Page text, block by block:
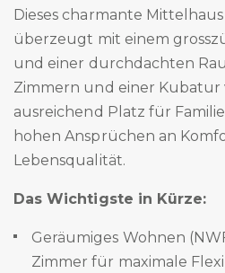
Dieses charmante
überzeugt mit einem
und einer durchdachten
Zimmern und einer Kubatur
ausreichend Platz für
hohen Ansprüchen an
Lebensqualität.
Das Wichtigste in Kürze:
Geräumiges Wohnen
Zimmer für maximale